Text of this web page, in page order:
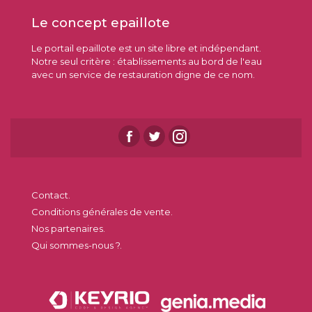
Le concept epaillote
Le portail epaillote est un site libre et indépendant.
Notre seul critère : établissements au bord de l'eau
avec un service de restauration digne de ce nom.
Contact.
Conditions générales de vente.
Nos partenaires.
Qui sommes-nous ?.